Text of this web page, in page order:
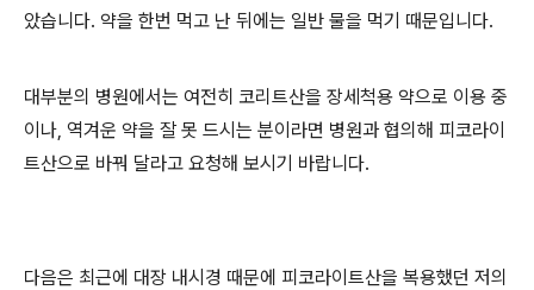
았습니다. 약을 한번 먹고 난 뒤에는 일반 물을 먹기 때문입니다.
대부분의 병원에서는 여전히 코리트산을 장세척용 약으로 이용 중
이나, 역겨운 약을 잘 못 드시는 분이라면 병원과 협의해 피코라이
트산으로 바꿔 달라고 요청해 보시기 바랍니다.
다음은 최근에 대장 내시경 때문에 피코라이트산을 복용했던 저의